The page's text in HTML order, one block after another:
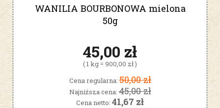
WANILIA BOURBONOWA mielona
50g
45,00 zł
( 1 kg = 900,00 zł )
Cena regularna:50,00 zł
Najniższa cena:45,00 zł
Cena netto: 41,67 zł